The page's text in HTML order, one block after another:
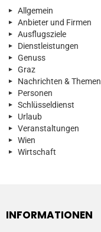
Allgemein
Anbieter und Firmen
Ausflugsziele
Dienstleistungen
Genuss
Graz
Nachrichten & Themen
Personen
Schlüsseldienst
Urlaub
Veranstaltungen
Wien
Wirtschaft
INFORMATIONEN